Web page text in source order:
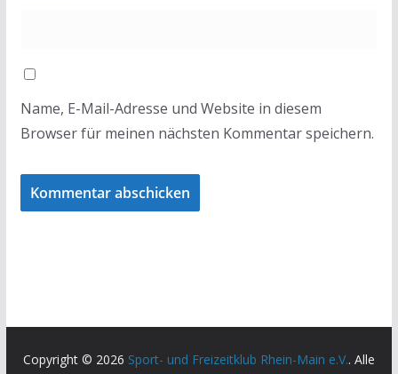
Name, E-Mail-Adresse und Website in diesem
Browser für meinen nächsten Kommentar speichern.
Copyright © 2026 Sport- und Freizeitklub Rhein-Main e.V.. Alle